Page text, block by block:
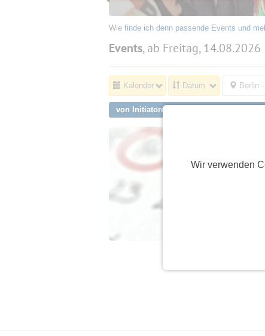
Wir verwenden
Wie finde ich denn passende Events und
Events, ab Freitag, 14.08.2026
Kalender Datum Berlin
von Initiatoren aus Hoppegarten, Hönow